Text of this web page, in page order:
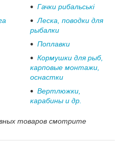
Гачки рибальські
Леска, поводки для
рыбалки
Поплавки
Кормушки для рыб,
карповые монтажи,
оснастки
Вертлюжки,
карабины и др.
товаров смотрите